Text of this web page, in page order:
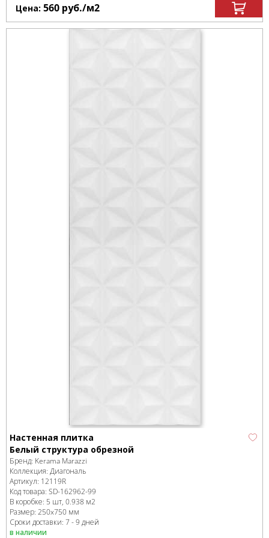
Цена: 560 руб./м2
Настенная плитка
Белый структура обрезной
Бренд: Kerama Marazzi
Коллекция: Диагональ
Артикул: 12119R
Код товара: SD-162962-99
В коробке: 5 шт, 0.938 м2
Размер: 250x750 мм
Сроки доставки: 7 - 9 дней
в наличии